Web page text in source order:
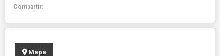
Compartir:
Mapa